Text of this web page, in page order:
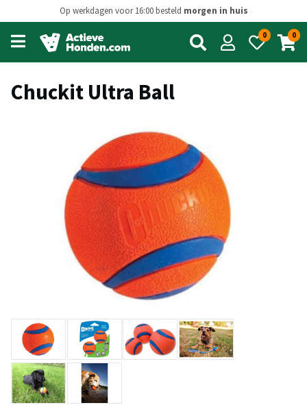
Op werkdagen voor 16:00 besteld morgen in huis
Open
main
menu
0 0
Chuckit Ultra Ball